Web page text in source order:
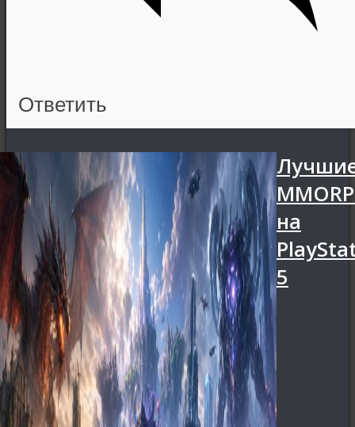
Ответить
на
5